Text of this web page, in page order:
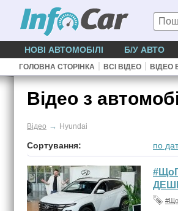
НОВІ АВТОМОБІЛІ Б/У АВТО
ГОЛОВНА СТОРІНКА | ВСІ ВІДЕО | ВІДЕО
Відео з
Відео → Hyundai
Сортування: по